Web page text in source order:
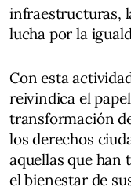
infraestructuras,
lucha por la
Con esta
reivindica el
transformación
los derechos
aquellas que han
el bienestar de